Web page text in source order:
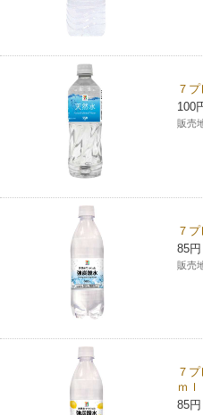
プリペイドサービス
スポーツ振興くじ
学び・教育
各種料金のお支払い
スマホプリペイド
レジでApple Accountにチャージ
コインランドリー（店舗限定）
宅配ロッカー（店舗限定）
モバイルバッテリーシェアリン
売上高、店舗数推移
セブン‐イレブンの海外事業
セブン‐イレブンの「商品力」
セブン-イレブンの横顔
セブン-イレブンの歴史
サステナビリティニュース
サステナビリティレポート
English (Services)
中文[繁體字](服務)
简体中文(服务)
한국어(서비스)
ภาษาไทย(บริการ)
７
100
販売
７
85円
販売
７
ｍｌ
85円